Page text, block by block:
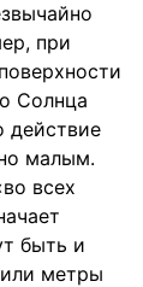
при
Солнца
действие
малым.
всех
быть и
метры